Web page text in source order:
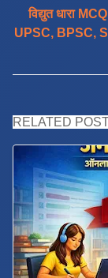
विद्युत धारा
UPSC, BPSC,
RELATED